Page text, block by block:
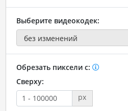
Выберите видеокодек:
Обрезать пиксели с:
Сверху:
px